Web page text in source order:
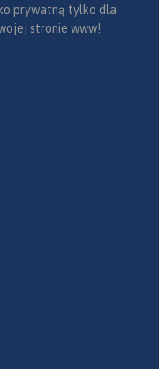
prywatną tylko dla
stronie www!